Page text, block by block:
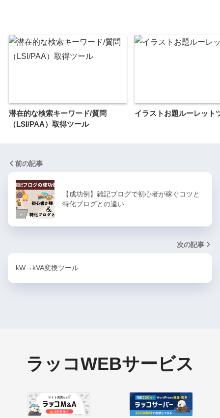
潜在的な検索キーワード/質問
（LSI/PAA）取得ツール
イラストお題ルーレット
前の記事
【成功例】雑記ブログで初心者が稼ぐコツと
特化ブログとの違い
次の記事
kW→kVA変換ツール
ラッコWEBサービス